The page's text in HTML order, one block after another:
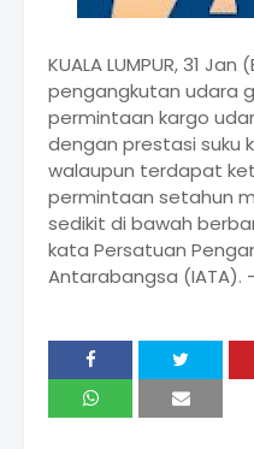
KUALA LUMPUR, 31
pengangkutan udara
permintaan kargo
dengan prestasi suku
walaupun terdapat
permintaan setahun
sedikit di bawah
kata Persatuan
Antarabangsa (IATA). -